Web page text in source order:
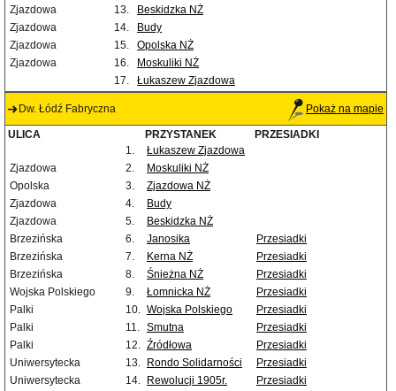
Zjazdowa
13.
Beskidzka NŻ
Zjazdowa
14.
Budy
Zjazdowa
15.
Opolska NŻ
Zjazdowa
16.
Moskuliki NŻ
17.
Łukaszew Zjazdowa
Dw. Łódź Fabryczna Pokaż na mapie
ULICA PRZYSTANEK
PRZESIADKI
1.
Łukaszew Zjazdowa
Zjazdowa
2.
Moskuliki NŻ
Opolska
3.
Zjazdowa NŻ
Zjazdowa
4.
Budy
Zjazdowa
5.
Beskidzka NŻ
Brzezińska
6. Janosika
Przesiadki
Brzezińska
7. Kerna NŻ
Przesiadki
Brzezińska
8. Śnieżna NŻ
Przesiadki
Wojska Polskiego
9. Łomnicka NŻ
Przesiadki
Palki
10. Wojska Polskiego
Przesiadki
Palki
11. Smutna
Przesiadki
Palki
12. Źródłowa
Przesiadki
Uniwersytecka
13. Rondo Solidarności
Przesiadki
Uniwersytecka
14. Rewolucji 1905r. Przesiadki